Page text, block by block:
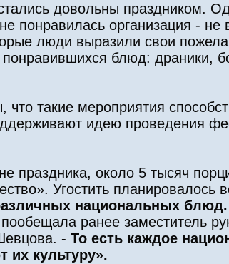
довольны праздником.
понравилась организация -
люди выразили свои
понравившихся блюд: драники,
такие мероприятия
идею проведения
праздника, около 5 тысяч
Угостить планировалось
национальных
ранее заместитель
- То есть каждое
их культуру».